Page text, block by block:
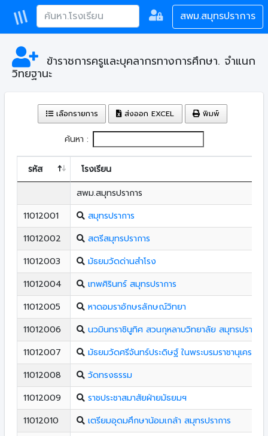
สพม.สมุทรปราการ
ข้าราชการครูและบุคลากรทางการศึกษา. จำแนก
วิทยฐานะ
เลือกรายการ ส่งออก EXCEL พิมพ์
ค้นหา :
รหัส
โรงเรียน
สพม.สมุทรปราการ
11012001
สมุทรปราการ
11012002
สตรีสมุทรปราการ
11012003
มัธยมวัดด่านสำโรง
11012004
เทพศิรินทร์ สมุทรปราการ
11012005
หาดอมราอักษรลักษณ์วิทยา
11012006
นวมินทราชินูทิศ สวนกุหลาบวิทยาลัย สมุทรปราการ
11012007
มัธยมวัดศรีจันทร์ประดิษฐ์ ในพระบรมราชานุเคราะห์
11012008
วัดทรงธรรม
11012009
ราชประชาสมาสัยฝ่ายมัธยมฯ
11012010
เตรียมอุดมศึกษาน้อมเกล้า สมุทรปราการ